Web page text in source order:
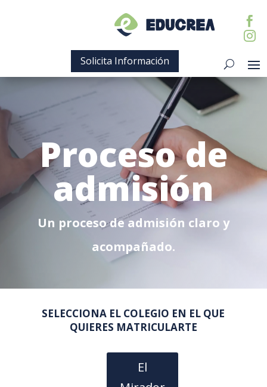
Solicita Información


Proceso de
admisión
Un proceso de admisión claro y
acompañado.
SELECCIONA EL COLEGIO EN EL QUE
QUIERES MATRICULARTE
El